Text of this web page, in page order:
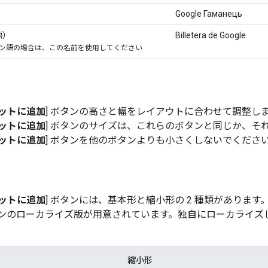
Google Гаманець
語の場合は、この名前を使用してください
Billetera de Google
トに追加] ボタンの高さと幅をレイアウトに合わせて調整し
トに追加] ボタンのサイズは、これらのボタンと同じか、そ
トに追加] ボタンを他のボタンよりも小さくしないでくださ
トに追加] ボタンには、基本形と縮小形の 2 種類があります
のローカライズ版が用意されています。独自にローカライ
縮小形